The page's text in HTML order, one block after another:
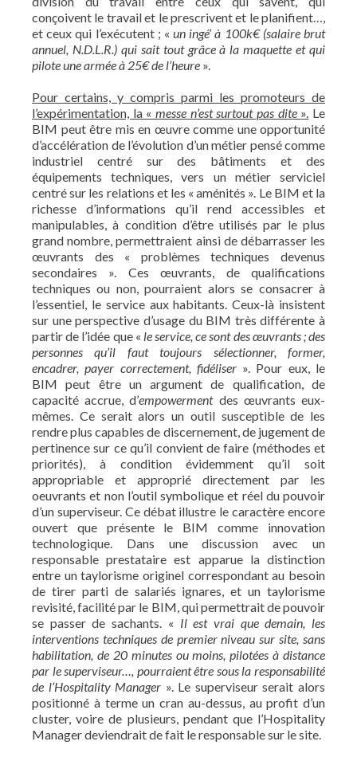
conçoivent le travail et le prescrivent et le planifient…,
et ceux qui l’exécutent ; «un ingé’ à 100k€ (salaire brut
annuel, N.D.L.R.) qui sait tout grâce à la maquette et qui
pilote une armée à 25€ de l’heure ».
Pour certains, y compris parmi les promoteurs de
l’expérimentation, la « messe n’est surtout pas dite ». Le
BIM peut être mis en œuvre comme une opportunité
d’accélération de l’évolution d’un métier pensé comme
industriel centré sur des bâtiments et des
équipements techniques, vers un métier serviciel
centré sur les relations et les « aménités ». Le BIM et la
richesse d’informations qu’il rend accessibles et
manipulables, à condition d’être utilisés par le plus
grand nombre, permettraient ainsi de débarrasser les
œuvrants des « problèmes techniques devenus
secondaires ». Ces œuvrants, de qualifications
techniques ou non, pourraient alors se consacrer à
l’essentiel, le service aux habitants. Ceux-là insistent
sur une perspective d’usage du BIM très différente à
partir de l’idée que « le service, ce sont des œuvrants ; des
personnes qu’il faut toujours sélectionner, former,
encadrer, payer correctement, fidéliser». Pour eux, le
BIM peut être un argument de qualification, de
capacité accrue, d’empowerment des œuvrants eux-
mêmes. Ce serait alors un outil susceptible de les
rendre plus capables de discernement, de jugement de
pertinence sur ce qu’il convient de faire (méthodes et
priorités), à condition évidemment qu’il soit
appropriable et approprié directement par les
oeuvrants et non l’outil symbolique et réel du pouvoir
d’un superviseur. Ce débat illustre le caractère encore
ouvert que présente le BIM comme innovation
technologique. Dans une discussion avec un
responsable prestataire est apparue la distinction
entre un taylorisme originel correspondant au besoin
de tirer parti de salariés ignares, et un taylorisme
revisité, facilité par le BIM, qui permettrait de pouvoir
se passer de sachants. « Il est vrai que demain, les
interventions techniques de premier niveau sur site, sans
habilitation, de 20 minutes ou moins, pilotées à distance
par le superviseur…, pourraient être sous la responsabilité
de l’Hospitality Manager ». Le superviseur serait alors
positionné à terme un cran au-dessus, au profit d’un
cluster, voire de plusieurs, pendant que l’Hospitality
Manager deviendrait de fait le responsable sur le site.